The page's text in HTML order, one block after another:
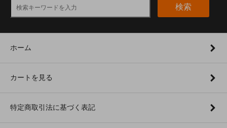
検索
ホーム
カートを見る
特定商取引法に基づく表記